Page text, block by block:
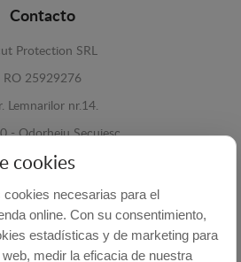
Contacto
Protection SRL
RO 25929276
Lemnarilor nr.14.
- Odorheiu Secuiesc
Romania
info@cubrecarter.com
cookies
necesarias para el
online. Con su consentimiento,
estadísticas y de marketing para
medir la eficacia de nuestra